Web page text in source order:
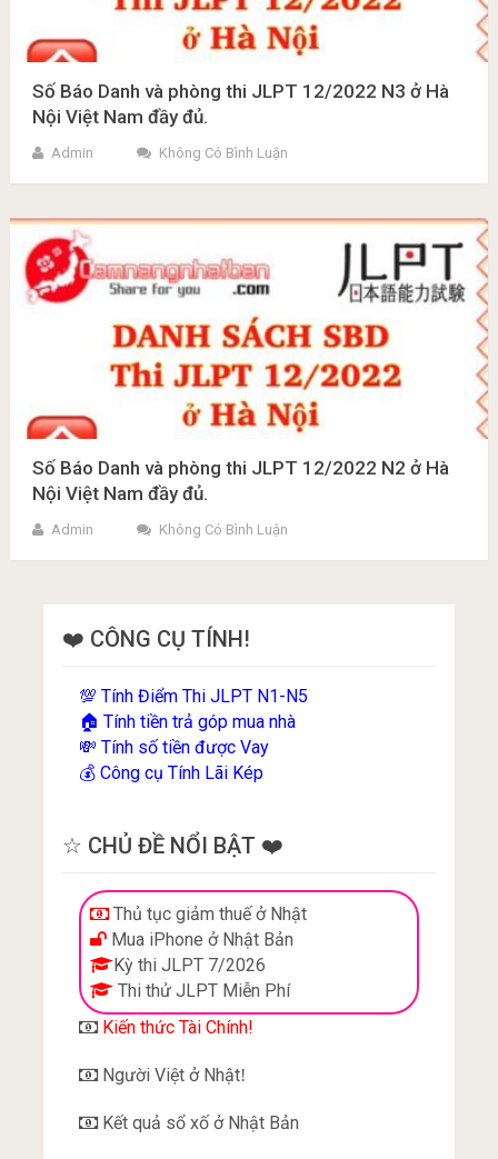
Số Báo Danh và phòng thi JLPT 12/2022 N3 ở Hà
Nội Việt Nam đầy đủ.
Admin Không Có Bình Luận
Số Báo Danh và phòng thi JLPT 12/2022 N2 ở Hà
Nội Việt Nam đầy đủ.
Admin Không Có Bình Luận
❤️ CÔNG CỤ TÍNH!
💯Tính Điểm Thi JLPT N1-N5
🏠Tính tiền trả góp mua nhà
💸Tính số tiền được Vay
💰Công cụ Tính Lãi Kép
☆ CHỦ ĐỀ NỔI BẬT ❤️
Thủ tục giảm thuế ở Nhật
Mua iPhone ở Nhật Bản
Kỳ thi JLPT 7/2026
Thi thử JLPT Miễn Phí
Kiến thức Tài Chính!
Người Việt ở Nhật!
Kết quả sổ xố ở Nhật Bản